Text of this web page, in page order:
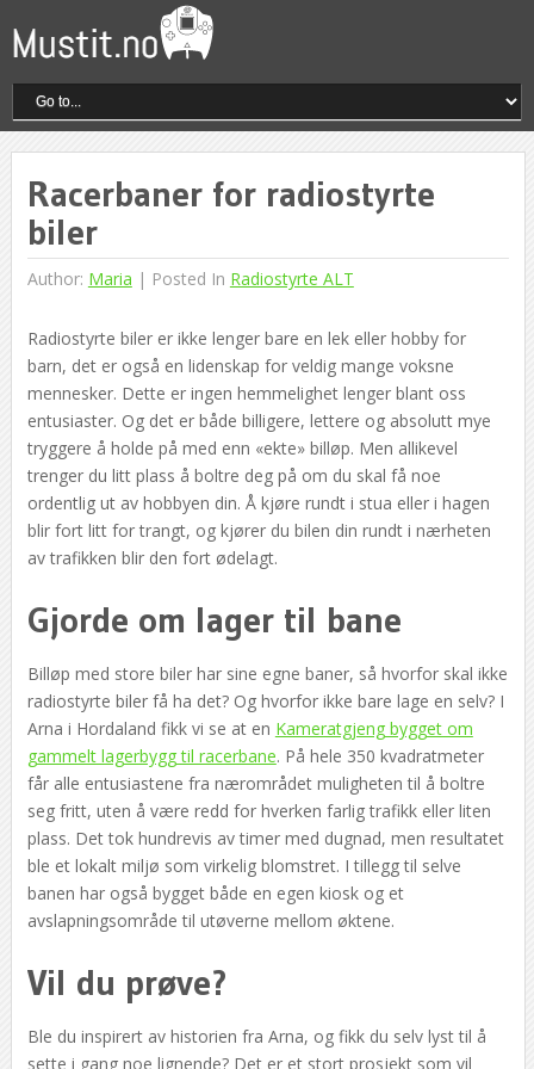
Racerbaner for radiostyrte
biler
Author: Maria | Posted In Radiostyrte ALT
Radiostyrte biler er ikke lenger bare en lek eller hobby for
barn, det er også en lidenskap for veldig mange voksne
mennesker. Dette er ingen hemmelighet lenger blant oss
entusiaster. Og det er både billigere, lettere og absolutt mye
tryggere å holde på med enn «ekte» billøp. Men allikevel
trenger du litt plass å boltre deg på om du skal få noe
ordentlig ut av hobbyen din. Å kjøre rundt i stua eller i hagen
blir fort litt for trangt, og kjører du bilen din rundt i nærheten
av trafikken blir den fort ødelagt.
Gjorde om lager til bane
Billøp med store biler har sine egne baner, så hvorfor skal ikke
radiostyrte biler få ha det? Og hvorfor ikke bare lage en selv? I
Arna i Hordaland fikk vi se at en Kameratgjeng bygget om
gammelt lagerbygg til racerbane. På hele 350 kvadratmeter
får alle entusiastene fra nærområdet muligheten til å boltre
seg fritt, uten å være redd for hverken farlig trafikk eller liten
plass. Det tok hundrevis av timer med dugnad, men resultatet
ble et lokalt miljø som virkelig blomstret. I tillegg til selve
banen har også bygget både en egen kiosk og et
avslapningsområde til utøverne mellom øktene.
Vil du prøve?
Ble du inspirert av historien fra Arna, og fikk du selv lyst til å
sette i gang noe lignende? Det er et stort prosjekt som vil